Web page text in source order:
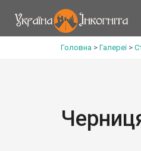
Головна > Галереї>